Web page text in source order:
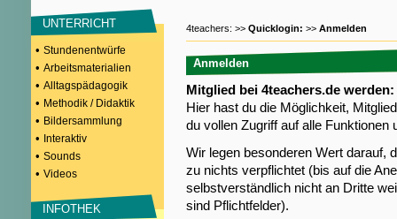
UNTERRICHT
• Stundenentwürfe
• Arbeitsmaterialien
• Alltagspädagogik
• Methodik / Didaktik
• Bildersammlung
• Interaktiv
• Sounds
• Videos
INFOTHEK
4teachers: >> Quicklogin: >> Anmelden
Anmelden
Mitglied bei 4teachers.de werden:
Hier hast du die Möglichkeit,
du vollen Zugriff auf alle Funktionen
Wir legen besonderen Wert darauf,
zu nichts verpflichtet (bis auf die
selbstverständlich nicht an Dritte
sind Pflichtfelder).